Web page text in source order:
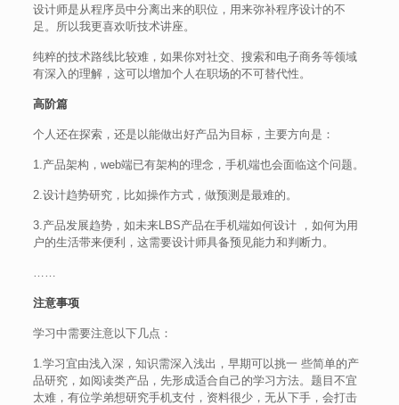
设计师是从程序员中分离出来的职位，用来弥补程序设计的不
足。所以我更喜欢听技术讲座。
纯粹的技术路线比较难，如果你对社交、搜索和电子商务等领域
有深入的理解，这可以增加个人在职场的不可替代性。
高阶篇
个人还在探索，还是以能做出好产品为目标，主要方向是：
1.产品架构，web端已有架构的理念，手机端也会面临这个问题。
2.设计趋势研究，比如操作方式，做预测是最难的。
3.产品发展趋势，如未来LBS产品在手机端如何设计 ，如何为用
户的生活带来便利，这需要设计师具备预见能力和判断力。
……
注意事项
学习中需要注意以下几点：
1.学习宜由浅入深，知识需深入浅出，早期可以挑一 些简单的产
品研究，如阅读类产品，先形成适合自己的学习方法。题目不宜
太难，有位学弟想研究手机支付，资料很少，无从下手，会打击